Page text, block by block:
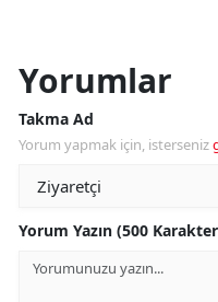
Yorumlar
Takma Ad
Yorum yapmak için, isterseniz
Yorum Yazın (500